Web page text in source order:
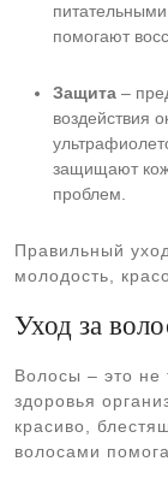
помогают
Защита –
воздействия
защищают
проблем.
Правильный
молодость,
Уход за
Волосы – это не
здоровья
красиво,
волосами